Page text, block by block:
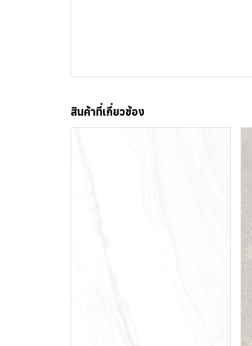
สินค้าที่เกี่ยวข้อง